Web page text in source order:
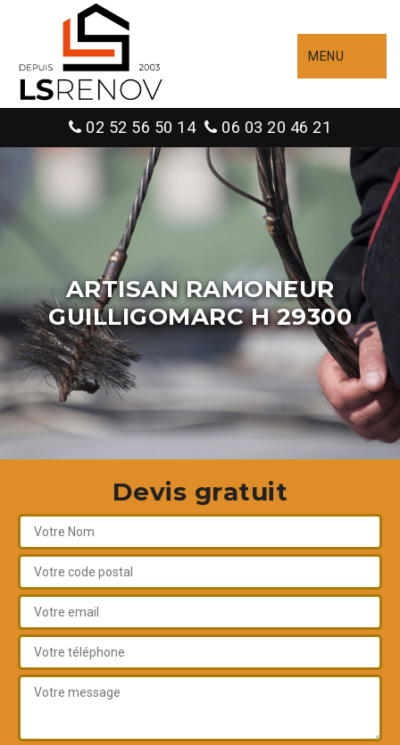
MENU
02 52 56 50 14 06 03 20 46 21
ARTISAN RAMONEUR
GUILLIGOMARC H 29300
Devis gratuit